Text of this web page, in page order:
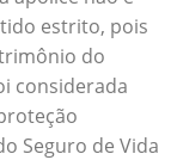
estrito, pois
do
considerada
Seguro de Vida